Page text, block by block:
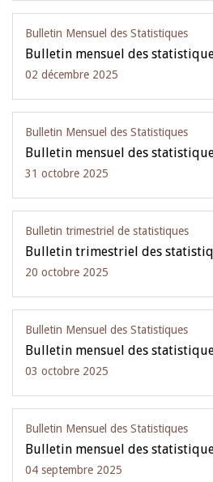
Bulletin Mensuel des Statistiques
Bulletin mensuel des
02 décembre 2025
Bulletin Mensuel des Statistiques
Bulletin mensuel des
31 octobre 2025
Bulletin trimestriel de statistiques
Bulletin trimestriel des
20 octobre 2025
Bulletin Mensuel des Statistiques
Bulletin mensuel des
03 octobre 2025
Bulletin Mensuel des Statistiques
Bulletin mensuel des
04 septembre 2025